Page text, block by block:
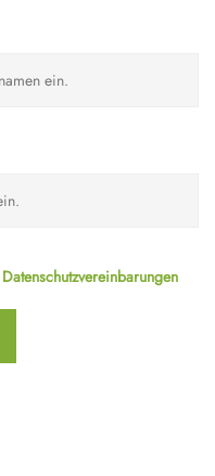
Datenschutzvereinbarungen